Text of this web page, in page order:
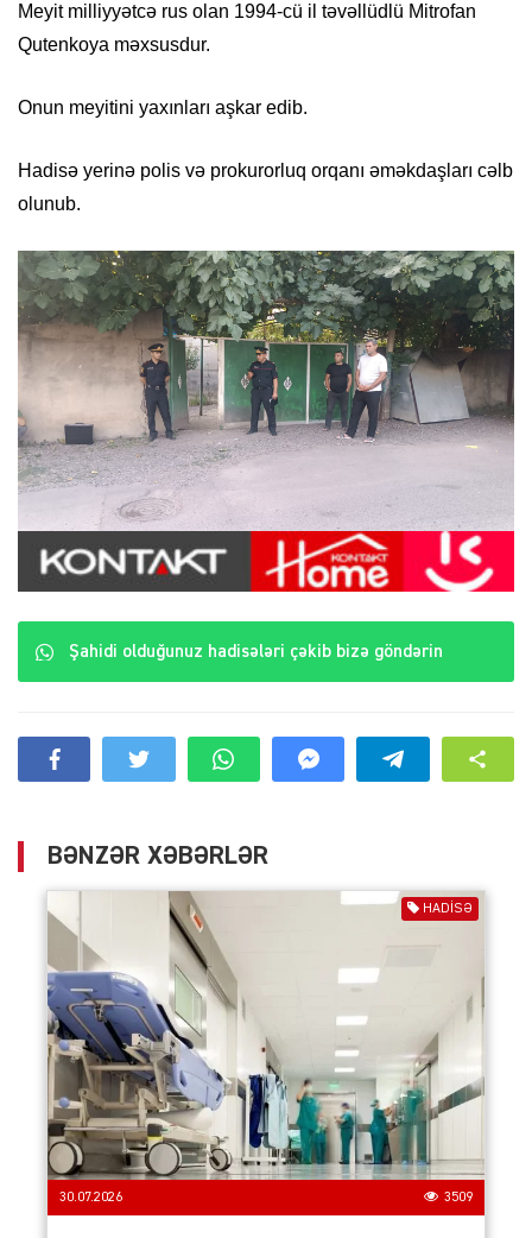
Meyit milliyyətcə rus olan 1994-cü il təvəllüdlü Mitrofan
Qutenkoya məxsusdur.
Onun meyitini yaxınları aşkar edib.
Hadisə yerinə polis və prokurorluq orqanı əməkdaşları cəlb
olunub.
Şahidi olduğunuz hadisələri çəkib bizə göndərin
BƏNZƏR XƏBƏRLƏR
HADISƏ
30.07.2026 3509